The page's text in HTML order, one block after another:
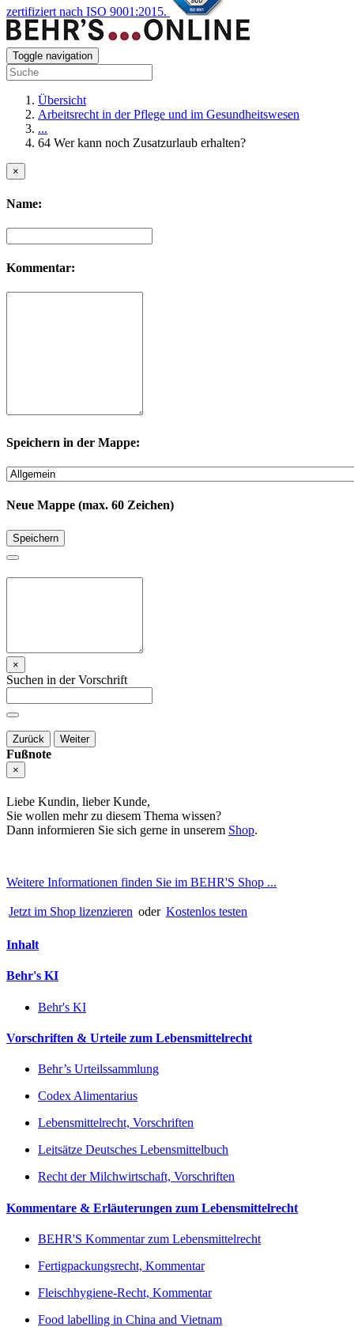
zertifiziert nach ISO 9001:2015.
Toggle navigation
Übersicht
Arbeitsrecht in der Pflege und im Gesundheitswesen
...
64 Wer kann noch Zusatzurlaub erhalten?
×
Name:
Kommentar:
Speichern in der Mappe:
Neue Mappe (max. 60 Zeichen)
Speichern
×
Suchen in der Vorschrift
Zurück Weiter
Fußnote
×
Liebe Kundin, lieber Kunde,
Sie wollen mehr zu diesem Thema wissen?
Dann informieren Sie sich gerne in unserem Shop.
Weitere Informationen finden Sie im BEHR'S Shop ...
Jetzt im Shop lizenzieren oder Kostenlos testen
Inhalt
Behr's KI
Behr's KI
Vorschriften & Urteile zum Lebensmittelrecht
Behr’s Urteilssammlung
Codex Alimentarius
Lebensmittelrecht, Vorschriften
Leitsätze Deutsches Lebensmittelbuch
Recht der Milchwirtschaft, Vorschriften
Kommentare & Erläuterungen zum Lebensmittelrecht
BEHR'S Kommentar zum Lebensmittelrecht
Fertigpackungsrecht, Kommentar
Fleischhygiene-Recht, Kommentar
Food labelling in China and Vietnam